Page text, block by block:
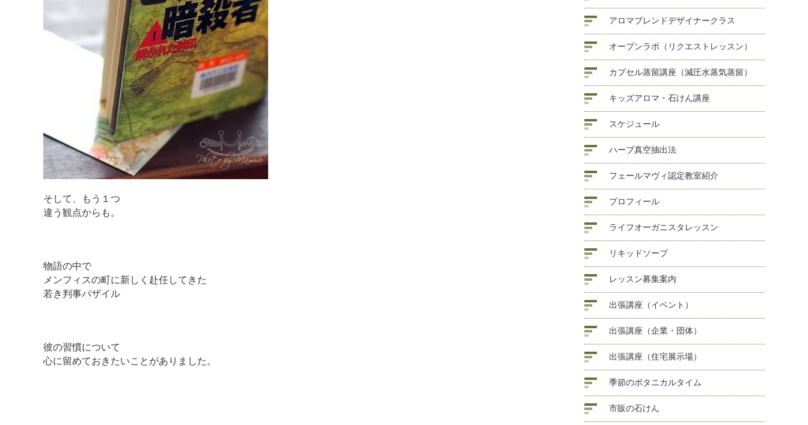
そして、もう１つ
違う観点からも。
物語の中で
メンフィスの町に新しく赴任してきた
若き判事パザイル
彼の習慣について
心に留めておきたいことがありました。
アロマブレンドデザイナークラス
オープンラボ（リクエストレッスン）
カプセル蒸留講座（減圧水蒸気蒸留）
キッズアロマ・石けん講座
スケジュール
ハーブ真空抽出法
フェールマヴィ認定教室紹介
プロフィール
ライフオーガニスタレッスン
リキッドソープ
レッスン募集案内
出張講座（イベント）
出張講座（企業・団体）
出張講座（住宅展示場）
季節のボタニカルタイム
市販の石けん